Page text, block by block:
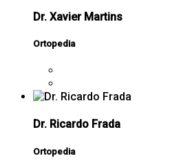
Dr. Xavier Martins
Ortopedia
Dr. Ricardo Frada
Ortopedia